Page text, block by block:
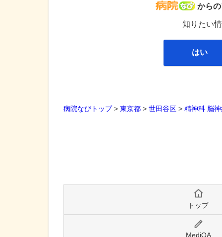
病院な
から
知りたい
はい
病院なびトップ> 東京都 > 世田谷区 > 精神科 脳
トップ
MediQA